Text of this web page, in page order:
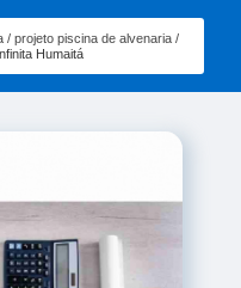
projeto piscina de alvenaria
Humaitá